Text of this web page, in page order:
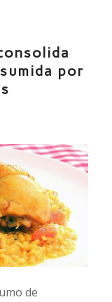
por
de